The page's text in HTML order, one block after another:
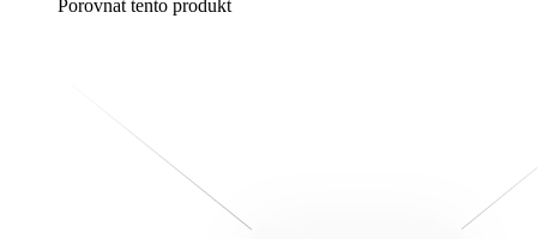
Porovnat tento produkt